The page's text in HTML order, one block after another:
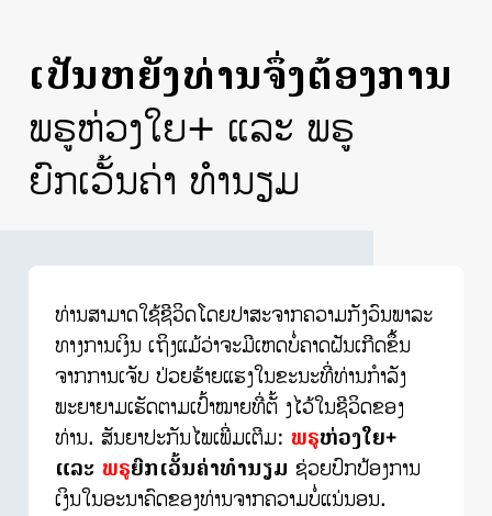
ເປັນຫຍັງທ່ານຈຶ່ງຕ້ອງການ
ພຣູຫ່ວງໃຍ+ ແລະ ພຣູ
ຍົກເວັ້ນຄ່າ ທຳນຽມ
ທ່ານສາມາດໃຊ້ຊີວິດໂດຍປາສະຈາກຄວາມກັງວົນພາລະ
ທາງການເງິນ ເຖິງແມ້ວ່າຈະມີເຫດບໍ່ຄາດຝັນເກີດຂຶ້ນ
ຈາກການເຈັບ ປ່ວຍຮ້າຍແຮງໃນຂະນະທີ່ທ່ານກຳລັງ
ພະຍາຍາມເຮັດຕາມເປົ້າໝາຍທີ່ຕັ້ ງໄວ້ໃນຊີວິດຂອງ
ທ່ານ. ສັນຍາປະກັນໄພເພີ່ມເຕີມ: ພຣູຫ່ວງໃຍ+
ແລະ ພຣູຍົກເວັ້ນຄ່າທຳນຽມ ຊ່ວຍປົກປ້ອງການ
ເງິນໃນອະນາຄົດຂອງທ່ານຈາກຄວາມບໍ່ແນ່ນອນ.